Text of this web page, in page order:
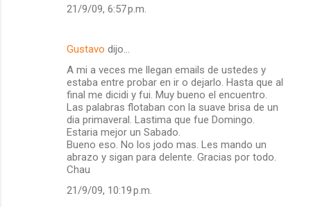
21/9/09, 6:57 p.m.
Gustavo dijo…
A mi a veces me llegan emails de ustedes y
estaba entre probar en ir o dejarlo. Hasta que al
final me dicidi y fui. Muy bueno el encuentro.
Las palabras flotaban con la suave brisa de un
dia primaveral. Lastima que fue Domingo.
Estaria mejor un Sabado.
Bueno eso. No los jodo mas. Les mando un
abrazo y sigan para delente. Gracias por todo.
Chau
21/9/09, 10:19 p.m.